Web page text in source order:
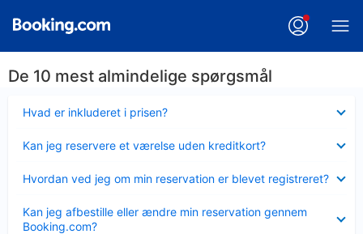
De 10 mest almindelige spørgsmål
Hvad er inkluderet i prisen?
Kan jeg reservere et værelse uden kreditkort?
Hvordan ved jeg om min reservation er blevet registreret?
Kan jeg afbestille eller ændre min reservation gennem
Booking.com?